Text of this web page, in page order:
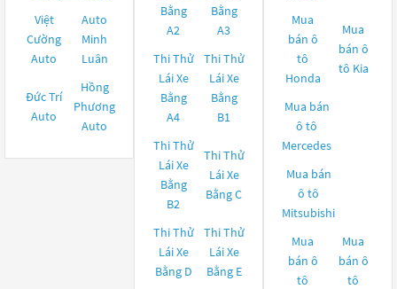
Việt
Cường
Auto
Auto
Minh
Luân
Đức Trí
Auto
Hồng
Phương
Auto
Bằng
A2
Bằng
A3
Thi Thử
Lái Xe
Bằng
A4
Thi Thử
Lái Xe
Bằng
B1
Thi Thử
Lái Xe
Bằng
B2
Thi Thử
Lái Xe
Bằng C
Thi Thử
Lái Xe
Bằng D
Thi Thử
Lái Xe
Bằng E
Mua
bán ô
tô
Honda
Mua
bán ô
tô Kia
Mua bán
ô tô
Mercedes
Mua bán
ô tô
Mitsubishi
Mua
bán ô
tô
Mua
bán ô
tô